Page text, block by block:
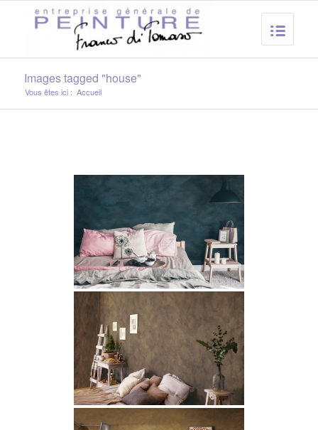
Images tagged "house"
Vous êtes ici : Accueil